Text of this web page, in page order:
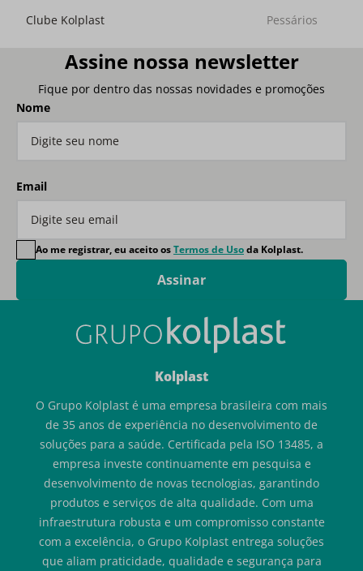
Clube Kolplast Pessários
Assine nossa newsletter
Fique por dentro das nossas novidades e promoções
Nome
Email
Assinar
Ao me registrar, eu aceito osTermos de Usoda Kolplast.
Kolplast
O Grupo Kolplast é uma empresa brasileira com mais
de 35 anos de experiência no desenvolvimento de
soluções para a saúde. Certificada pela ISO 13485, a
empresa investe continuamente em pesquisa e
desenvolvimento de novas tecnologias, garantindo
produtos e serviços de alta qualidade. Com uma
infraestrutura robusta e um compromisso constante
com a excelência, o Grupo Kolplast entrega soluções
que aliam praticidade, qualidade e segurança para